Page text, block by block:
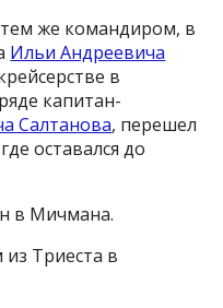
тем же командиром, в
Ильи Андреевича
в
капитан-
Салтанова, перешел
оставался до
в Мичмана.
из Триеста в